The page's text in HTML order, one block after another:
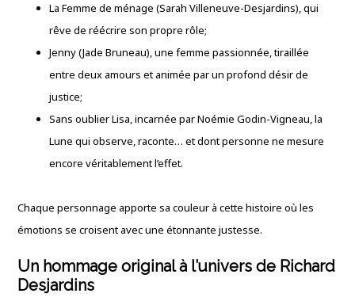
La Femme de ménage (Sarah Villeneuve-Desjardins), qui
rêve de réécrire son propre rôle;
Jenny (Jade Bruneau), une femme passionnée, tiraillée
entre deux amours et animée par un profond désir de
justice;
Sans oublier Lisa, incarnée par Noémie Godin-Vigneau, la
Lune qui observe, raconte… et dont personne ne mesure
encore véritablement l’effet.
Chaque personnage apporte sa couleur à cette histoire où les
émotions se croisent avec une étonnante justesse.
Un hommage original à l’univers de Richard
Desjardins